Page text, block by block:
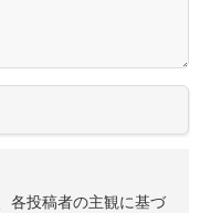
各投稿者の主観に基づ